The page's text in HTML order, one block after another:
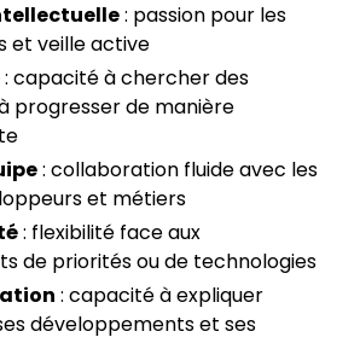
: passion pour les
et veille active
: capacité à chercher des
progresser de manière
: collaboration fluide avec les
et métiers
: flexibilité face aux
de priorités ou de technologies
: capacité à expliquer
développements et ses